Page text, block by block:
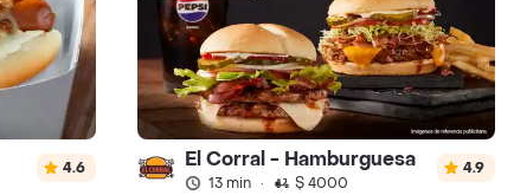
4.6 El Corral - Hamburguesa
13 min · $ 4000
4.9